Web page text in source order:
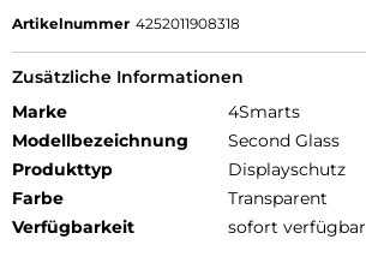
Artikelnummer 4252011908318
Zusätzliche Informationen
Marke
4Smarts
Modellbezeichnung
Second Glass
Produkttyp
Displayschutz
Farbe
Transparent
Verfügbarkeit
sofort verfügbar